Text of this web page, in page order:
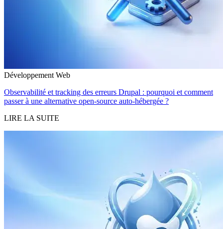
Développement Web
Observabilité et tracking des erreurs Drupal : pourquoi et comment
passer à une alternative open-source auto-hébergée ?
LIRE LA SUITE